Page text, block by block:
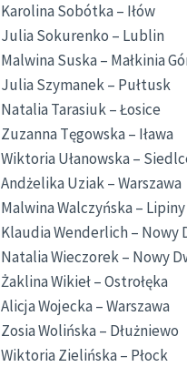
Karolina Sobótka – Iłów
Julia Sokurenko – Lublin
Malwina Suska – Małkinia
Julia Szymanek – Pułtusk
Natalia Tarasiuk – Łosice
Zuzanna Tęgowska – Iława
Wiktoria Ułanowska –
Andżelika Uziak – Warszawa
Malwina Walczyńska – Lipiny
Klaudia Wenderlich – Nowy
Natalia Wieczorek – Nowy
Żaklina Wikieł – Ostrołęka
Alicja Wojecka – Warszawa
Zosia Wolińska – Dłużniewo
Wiktoria Zielińska – Płock